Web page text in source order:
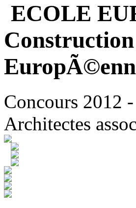
ECOLE
Concours 2012
Architectes